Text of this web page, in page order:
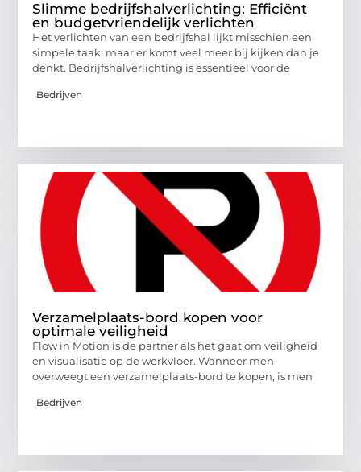
Slimme bedrijfshalverlichting: Efficiënt
en budgetvriendelijk verlichten
Het verlichten van een bedrijfshal lijkt misschien een
simpele taak, maar er komt veel meer bij kijken dan je
denkt. Bedrijfshalverlichting is essentieel voor de
Bedrijven
Verzamelplaats-bord kopen voor
optimale veiligheid
Flow in Motion is de partner als het gaat om veiligheid
en visualisatie op de werkvloer. Wanneer men
overweegt een verzamelplaats-bord te kopen, is men
Bedrijven